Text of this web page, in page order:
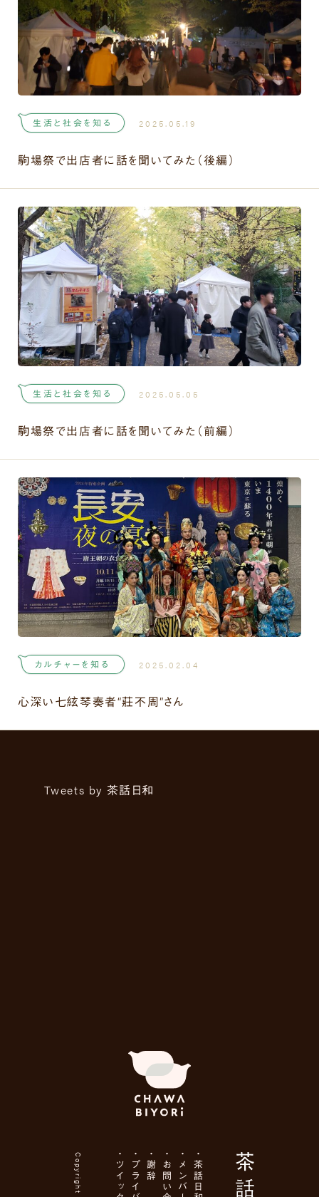
駒場祭で出店者に話を聞いてみた（後編）
2025.05.19
生活と社会を知る
駒場祭で出店者に話を聞いてみた（前編）
2025.05.05
生活と社会を知る
心深い七絃琴奏者“莊不周”さん
2025.02.04
カルチャーを知る
Tweets by 茶話日和
謝辞
Copyright ©